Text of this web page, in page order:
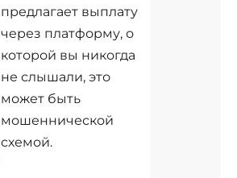
предлагает выплату
через платформу, о
которой вы никогда
не слышали, это
может быть
мошеннической
схемой.